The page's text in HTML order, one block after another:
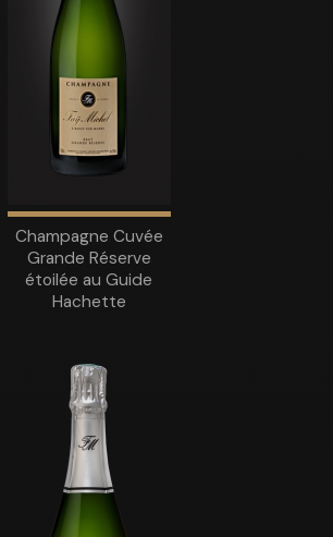
Champagne Cuvée
Grande Réserve
étoilée au Guide
Hachette